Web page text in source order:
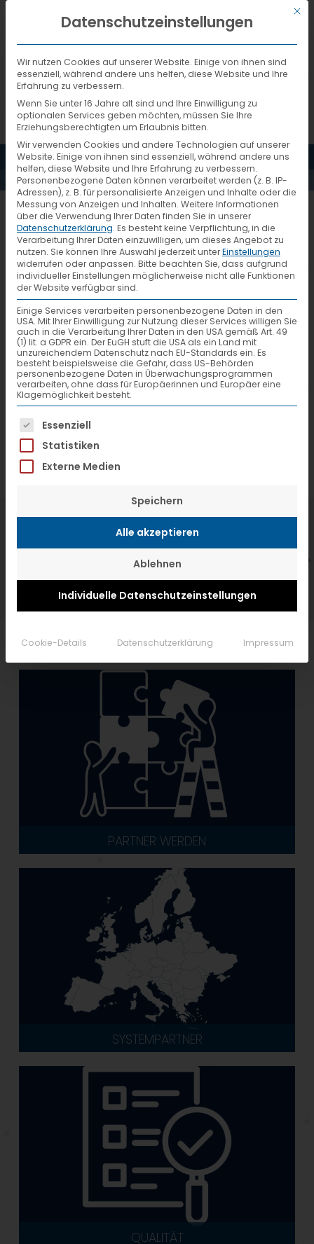
DEUTSCH
MENÜ
S_SEJDINI
7. Juli 2026
VTL hat neuen Aufsichtsrat gewählt
PARTNER WERDEN
SYSTEMPARTNER
QUALITÄT
Mit
Datenschutzeinstellungen
Wir nutzen Cookies auf unserer Website. Einige von ihnen sind
essenziell, während andere uns helfen, diese Website und Ihre
Erfahrung zu verbessern.
Wenn Sie unter 16 Jahre alt sind und Ihre Einwilligung zu
optionalen Services geben möchten, müssen Sie Ihre
Erziehungsberechtigten um Erlaubnis bitten.
Wir verwenden Cookies und andere Technologien auf unserer
Website. Einige von ihnen sind essenziell, während andere uns
helfen, diese Website und Ihre Erfahrung zu verbessern.
Personenbezogene Daten können verarbeitet werden (z. B. IP-
Adressen), z. B. für personalisierte Anzeigen und Inhalte oder die
Messung von Anzeigen und Inhalten. Weitere Informationen
über die Verwendung Ihrer Daten finden Sie in unserer
Datenschutzerklärung. Es besteht keine Verpflichtung, in die
Verarbeitung Ihrer Daten einzuwilligen, um dieses Angebot zu
nutzen. Sie können Ihre Auswahl jederzeit unterEinstellungen
widerrufen oder anpassen. Bitte beachten Sie, dass aufgrund
individueller Einstellungen möglicherweise nicht alle Funktionen
der Website verfügbar sind.
Einige Services verarbeiten personenbezogene Daten in den
USA. Mit Ihrer Einwilligung zur Nutzung dieser Services willigen Sie
auch in die Verarbeitung Ihrer Daten in den USA gemäß Art. 49
(1) lit. a GDPR ein. Der EuGH stuft die USA als ein Land mit
unzureichendem Datenschutz nach EU-Standards ein. Es
besteht beispielsweise die Gefahr, dass US-Behörden
personenbezogene Daten in Überwachungsprogrammen
verarbeiten, ohne dass für Europäerinnen und Europäer eine
Klagemöglichkeit besteht.
Es folgt eine Liste der Service-Gruppen,
Essenziell
Statistiken
Externe Medien
Speichern
Alle akzeptieren
Ablehnen
Individuelle Datenschutzeinstellungen
Cookie-Details Datenschutzerklärung Impressum